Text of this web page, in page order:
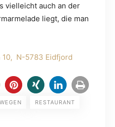
vielleicht auch an der
liegt, die man
10, N-5783 Eidfjord
RESTAURANT